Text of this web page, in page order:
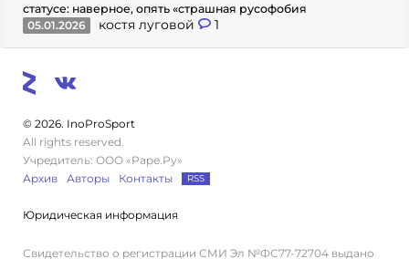
статусе: наверное, опять «страшная русофобия
05.01.2026
костя луговой 1
© 2026. InoProSport
All rights reserved.
Учредитель: ООО «Раре.Ру»
Архив
Авторы Контакты RSS
Юридическая информация
Свидетельство о регистрации СМИ Эл №ФС77-72704 выдано